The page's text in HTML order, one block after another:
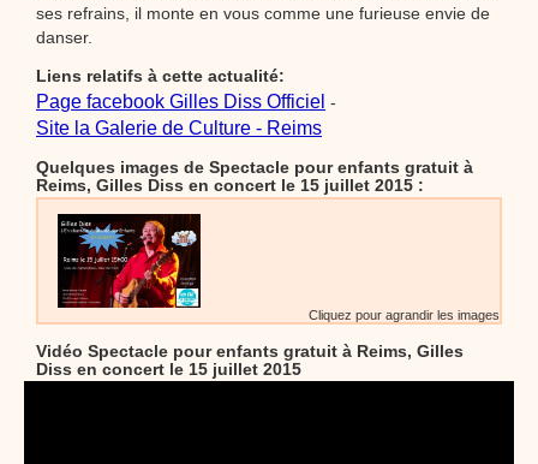
ses refrains, il monte en vous comme une furieuse envie de
danser.
Liens relatifs à cette actualité:
Page facebook Gilles Diss Officiel -
Site la Galerie de Culture - Reims
Quelques images de Spectacle pour enfants gratuit à
Reims, Gilles Diss en concert le 15 juillet 2015 :
Cliquez pour agrandir les images
Vidéo Spectacle pour enfants gratuit à Reims, Gilles
Diss en concert le 15 juillet 2015